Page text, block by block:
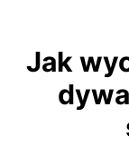
Jak